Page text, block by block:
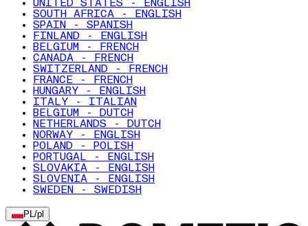
UNITED STATES - ENGLISH
SOUTH AFRICA - ENGLISH
SPAIN - SPANISH
FINLAND - ENGLISH
BELGIUM - FRENCH
CANADA - FRENCH
SWITZERLAND - FRENCH
FRANCE - FRENCH
HUNGARY - ENGLISH
ITALY - ITALIAN
BELGIUM - DUTCH
NETHERLANDS - DUTCH
NORWAY - ENGLISH
POLAND - POLISH
PORTUGAL - ENGLISH
SLOVAKIA - ENGLISH
SLOVENIA - ENGLISH
SWEDEN - SWEDISH
PL/pl